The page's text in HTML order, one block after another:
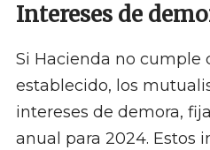
Intereses de
Si Hacienda no cumple
establecido, los
intereses de demora,
anual para 2024. Estos